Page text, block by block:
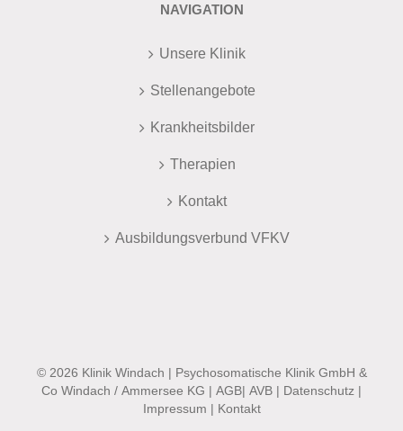
NAVIGATION
Unsere Klinik
Stellenangebote
Krankheitsbilder
Therapien
Kontakt
Ausbildungsverbund VFKV
© 2026 Klinik Windach | Psychosomatische Klinik GmbH &
Co Windach / Ammersee KG | AGB| AVB | Datenschutz |
Impressum | Kontakt